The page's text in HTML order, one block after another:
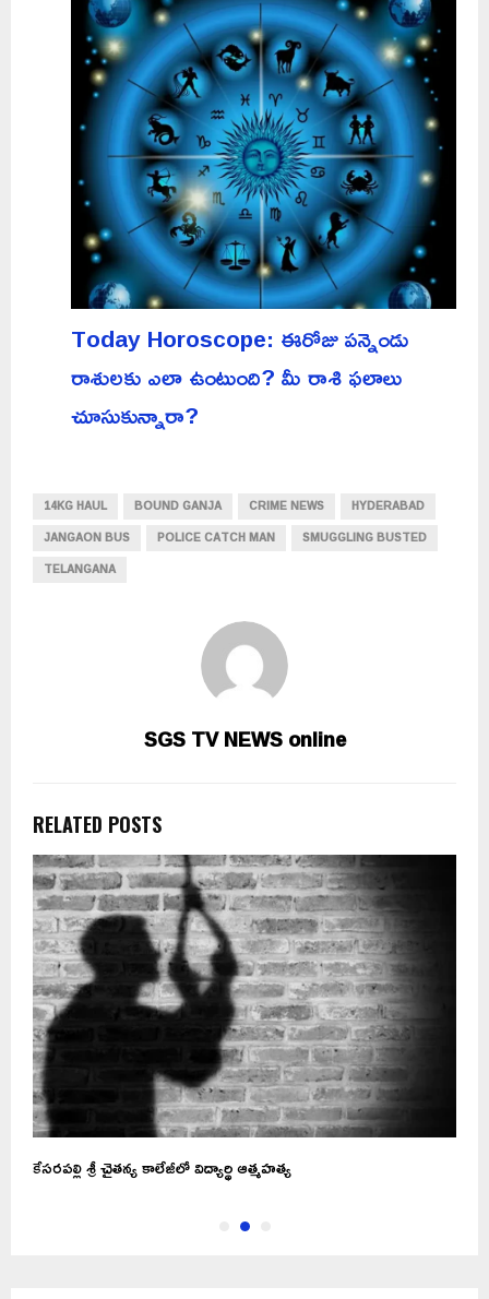
Today Horoscope: ఈరోజు పన్నెండు
రాశులకు ఎలా ఉంటుంది? మీ రాశి ఫలాలు
చూసుకున్నారా?
14KG HAUL BOUND GANJA CRIME NEWS
HYDERABAD
JANGAON BUS
POLICE CATCH MAN
SMUGGLING BUSTED
TELANGANA
SGS TV NEWS online
RELATED POSTS
కేసరపల్లి శ్రీ చైతన్య కాలేజీలో విద్యార్థి ఆత్మహత్య